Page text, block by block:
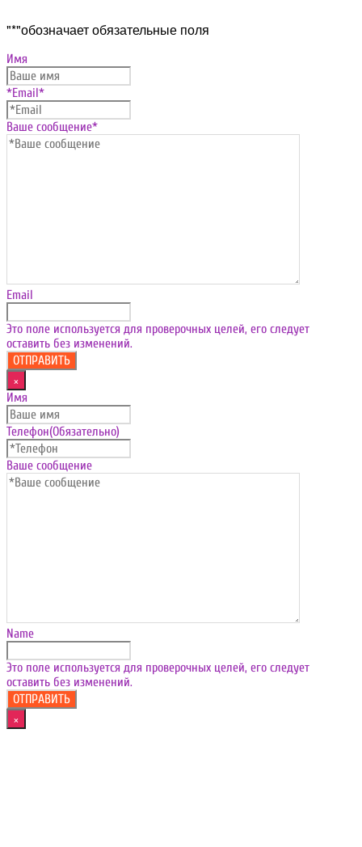
вверх
"*"обозначает обязательные поля
Имя
*Email*
Ваше сообщение*
Email
Это поле используется для проверочных целей, его следует
оставить без изменений.
×
Имя
Телефон(Обязательно)
Ваше сообщение
Name
Это поле используется для проверочных целей, его следует
оставить без изменений.
×